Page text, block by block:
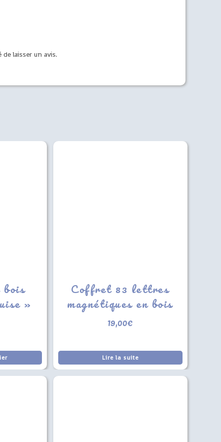
laisser un avis.
»
Coffret 83 lettres
magnétiques en bois
19,00€
Lire la suite